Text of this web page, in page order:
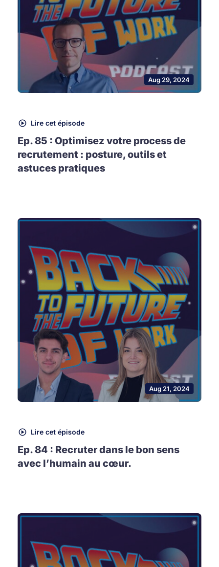
Aug 29, 2024
Lire cet épisode
Ep. 85 : Optimisez votre process de
recrutement : posture, outils et
astuces pratiques
Aug 21, 2024
Lire cet épisode
Ep. 84 : Recruter dans le bon sens
avec l’humain au cœur.